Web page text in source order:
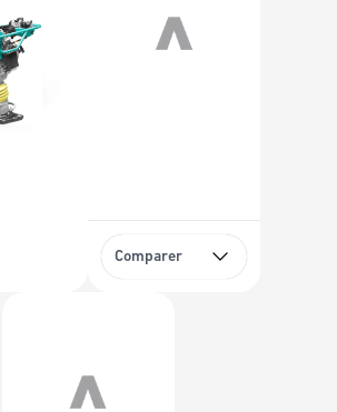
Comparer